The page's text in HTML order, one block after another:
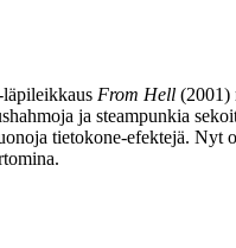
From Hell (2001)
ja steampunkia
tietokone-efektejä. Nyt